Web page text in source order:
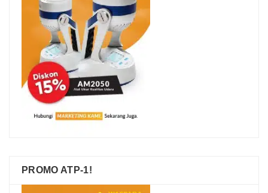
PROMO ATP-1!